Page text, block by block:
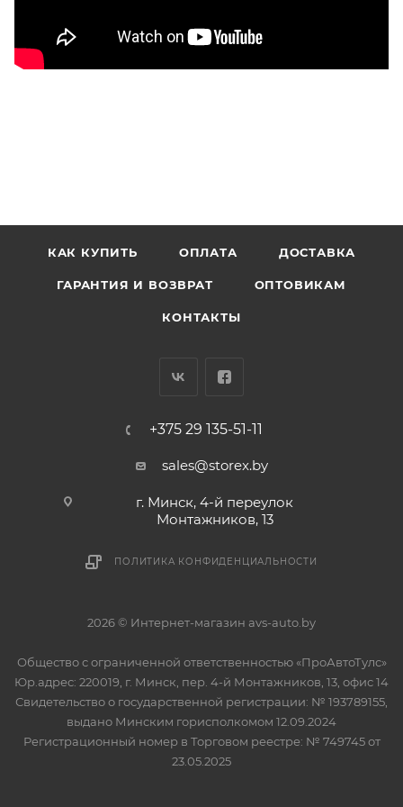
КАК КУПИТЬ ОПЛАТА ДОСТАВКА
ГАРАНТИЯ И ВОЗВРАТ ОПТОВИКАМ
КОНТАКТЫ
+375 29 135-51-11
sales@storex.by
г. Минск, 4-й переулок
Монтажников, 13
ПОЛИТИКА КОНФИДЕНЦИАЛЬНОСТИ
2026 © Интернет-магазин avs-auto.by
Общество с ограниченной ответственностью «ПроАвтоТулс»
Юр.адрес: 220019, г. Минск, пер. 4-й Монтажников, 13, офис 14
Свидетельство о государственной регистрации: № 193789155,
выдано Минским горисполкомом 12.09.2024
Регистрационный номер в Торговом реестре: № 749745 от
23.05.2025